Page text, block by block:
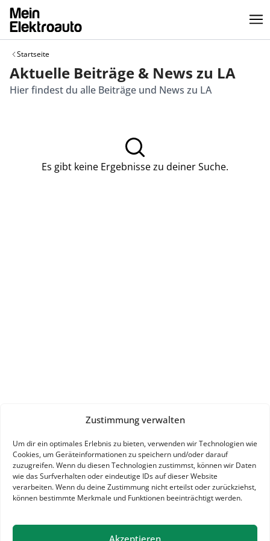
Zustimmung verwalten
Um dir ein optimales Erlebnis zu bieten, verwenden wir Technologien wie
Cookies, um Geräteinformationen zu speichern und/oder darauf
zuzugreifen. Wenn du diesen Technologien zustimmst, können wir Daten
wie das Surfverhalten oder eindeutige IDs auf dieser Website
verarbeiten. Wenn du deine Zustimmung nicht erteilst oder zurückziehst,
können bestimmte Merkmale und Funktionen beeinträchtigt werden.
Akzeptieren
Startseite
Aktuelle Beiträge & News zu LA
Hier findest du alle Beiträge und News zu LA
Es gibt keine Ergebnisse zu deiner Suche.